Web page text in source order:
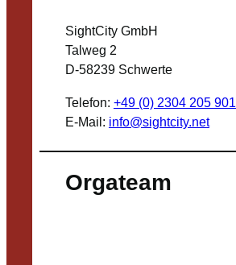
SightCity GmbH
Talweg 2
D-58239 Schwerte
Telefon: +49 (0) 2304 205 901
E-Mail: info@sightcity.net
Orgateam